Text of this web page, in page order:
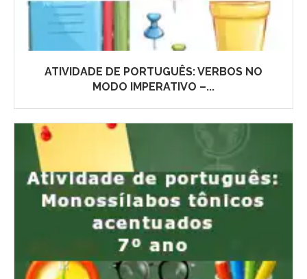
ATIVIDADE DE PORTUGUÊS: VERBOS NO
MODO IMPERATIVO –...